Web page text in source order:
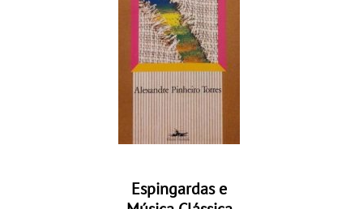
Espingardas e